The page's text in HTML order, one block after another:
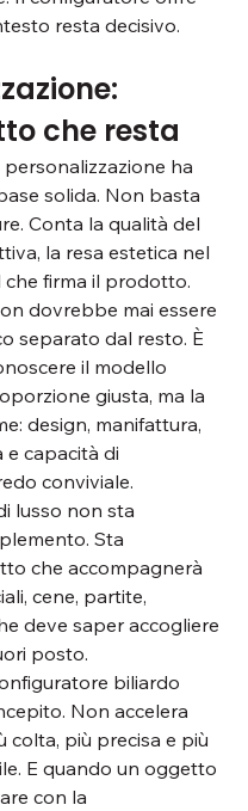
resta decisivo.
che resta
ha
solida. Non basta
Conta la qualità del
la resa estetica nel
firma il prodotto.
dovrebbe mai essere
separato dal resto. È
il modello
giusta, ma la
design, manifattura,
e capacità di
conviviale.
lusso non sta
Sta
che accompagnerà
cene, partite,
deve saper accogliere
posto.
biliardo
Non accelera
colta, più precisa e più
E quando un oggetto
con la